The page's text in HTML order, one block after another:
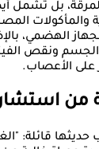
بل تشمل
الهضمي،
الجسم ونقص
من
حديثها قائلة: